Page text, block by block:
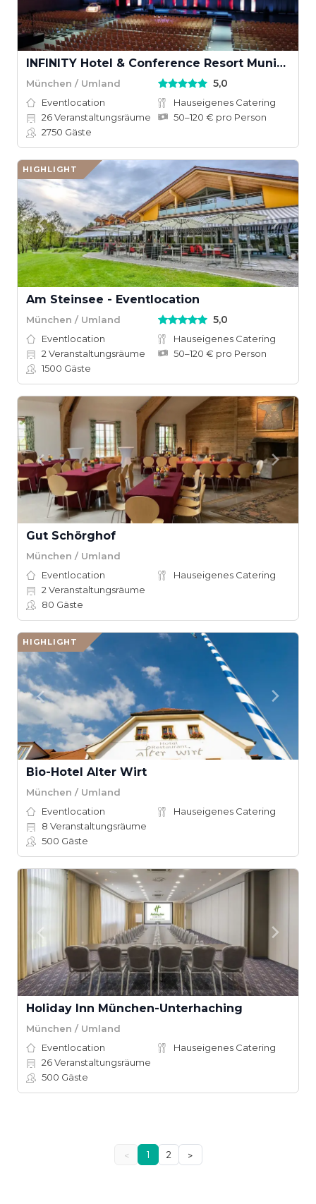
INFINITY Hotel & Conference Resort Munich
München / Umland 5,0
Eventlocation
Hauseigenes Catering
26Veranstaltungsräume
50–120 € pro Person
2750 Gäste
HIGHLIGHT
Am Steinsee - Eventlocation
München / Umland 5,0
Eventlocation
Hauseigenes Catering
2 Veranstaltungsräume
50–120 € pro Person
1500 Gäste
Gut Schörghof
München / Umland
Eventlocation
Hauseigenes Catering
2 Veranstaltungsräume
80 Gäste
HIGHLIGHT
Bio-Hotel Alter Wirt
München / Umland
Eventlocation
Hauseigenes Catering
8 Veranstaltungsräume
500 Gäste
Holiday Inn München-Unterhaching
München / Umland
Eventlocation
Hauseigenes Catering
26Veranstaltungsräume
500 Gäste
< 1 2 >